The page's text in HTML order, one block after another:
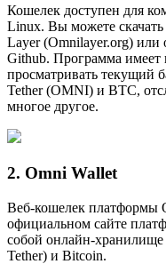
Кошелек доступен для
Linux. Вы можете скачать
Layer (Omnilayer.org) или
Github. Программа имеет
просматривать текущий
Tether (OMNI) и ВТС,
многое другое.
2. Omni Wallet
Веб-кошелек платформы
официальном сайте
собой онлайн-
Tether) и Bitcoin.